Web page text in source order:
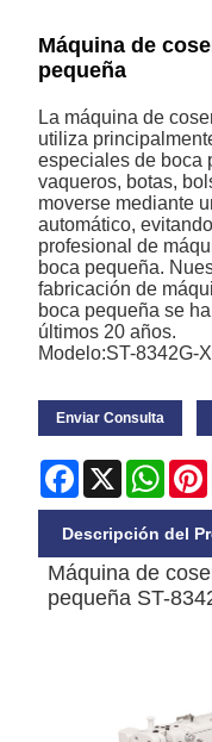
Máquina de
pequeña
La máquina de
utiliza
especiales de boca
vaqueros, botas,
moverse mediante
automático,
profesional de
boca pequeña.
fabricación de
boca pequeña se
últimos 20 años.
Modelo:ST-8342G-
Enviar Consulta
Facebook
X
Descripción del
Máquina de
pequeña ST-